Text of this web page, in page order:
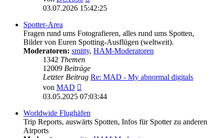
Beitrag
03.07.2026 15:42:25
Spotter-Area
Fragen rund ums Fotografieren, alles rund ums Spotten,
Bilder von Euren Spotting-Ausflügen (weltweit).
Moderatoren: smitty, HAM-Moderatoren
1342 Themen
12009 Beiträge
Letzter Beitrag Re: MAD - My abnormal digitals
von MAD
Beitrag
03.05.2025 07:03:44
Worldwide Flughäfen
Trip Reports, auswärts Spotten, Infos für Spotter zu anderen
Airports